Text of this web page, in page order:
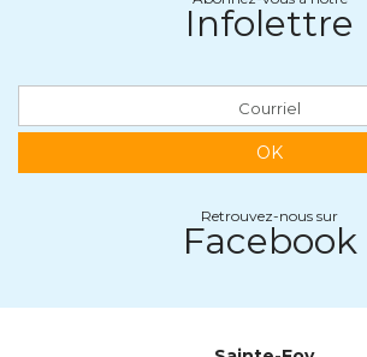
Infolettre
OK
Retrouvez-nous sur
Facebook